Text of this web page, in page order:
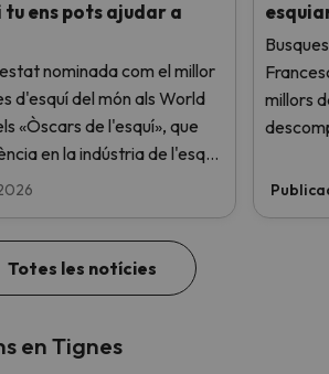
ens pots ajudar a
nominada com el millor
d'esquí del món als World
«Òscars de l'esquí», que
en la indústria de l'esquí.
arribar al capdamunt!
millors
Totes les notícies
en Tignes